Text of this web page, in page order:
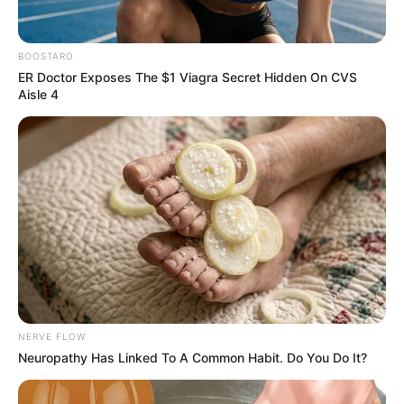
l
e
n
ó
h
í
r
t
j
e
l
e
n
t
e
t
b
E
l
k
e
l
t
t
h
a
g
y
n
i
a
a
l
by Szerző • August 5, 2026
P
Friss hírek
BOOSTARO
ER Doctor Exposes The $1 Viagra Secret Hidden On CVS
Aisle 4
NERVE FLOW
Neuropathy Has Linked To A Common Habit. Do You Do It?